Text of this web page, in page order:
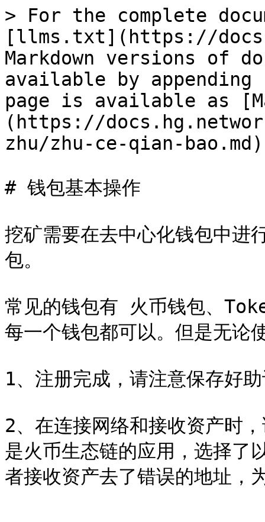
> For the complete
[llms.txt](https://
Markdown versions of
available by
page is available as
(https://
zhu/zhu-ce-qian-
# 钱包基本操作
挖矿需要在去中心化钱包中进
包。
常见的钱包有 火币钱包、
每一个钱包都可以。但是无论
1、注册完成，请注意保存好
2、在连接网络和接收资产时
是火币生态链的应用，选择了